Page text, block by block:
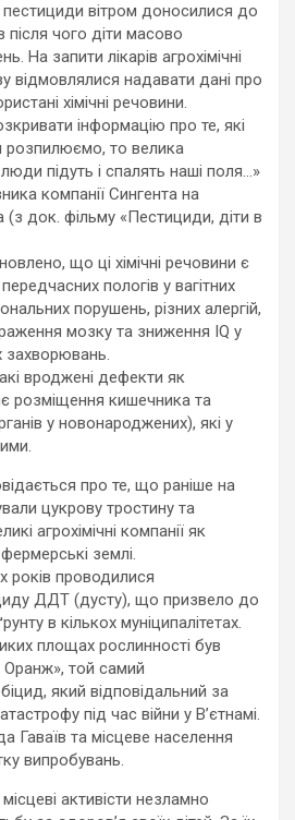
вітром доносилися до
після чого діти масово
На запити лікарів агрохімічні
відмовлялися надавати дані про
хімічні речовини.
інформацію про те, які
розпилюємо, то велика
підуть і спалять наші поля…»
компанії Сингента на
(з док. фільму «Пестициди, діти в
що ці хімічні речовини є
пологів у вагітних
порушень, різних алергій,
мозку та зниження IQ у
захворювань.
вроджені дефекти як
розміщення кишечника та
у новонароджених), які у
про те, що раніше на
цукрову тростину та
агрохімічні компанії як
землі.
років проводилися
ДДТ (дусту), що призвело до
в кількох муніципалітетах.
площах рослинності був
Оранж», той самий
який відповідальний за
під час війни у В’єтнамі.
Гаваїв та місцеве населення
випробувань.
активісти незламно